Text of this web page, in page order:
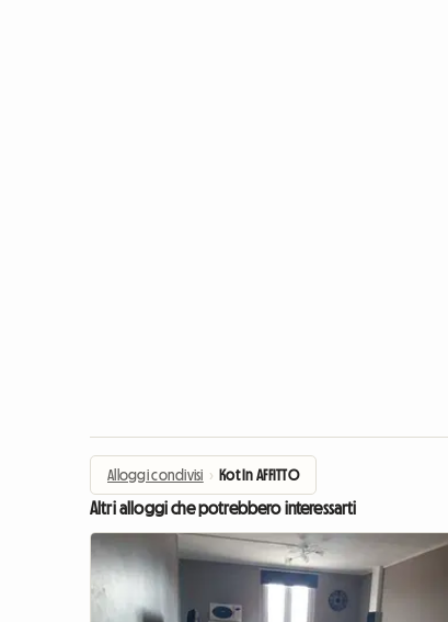
Alloggi condivisi › Kot In AFFITTO
Altri alloggi che potrebbero interessarti